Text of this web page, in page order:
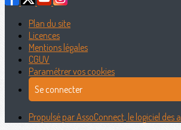
Plan du site
Licences
Mentions légales
CGUV
Paramétrer vos cookies
Se connecter
Propulsé par AssoConnect, le logiciel des